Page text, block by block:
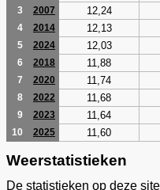
3 2007 12,24
4 2014 12,13
5 2024 12,03
6 2018 11,88
7 2020 11,74
8 2022 11,68
9 2023 11,64
10 2025 11,60
Weerstatistieken
De statistieken op deze